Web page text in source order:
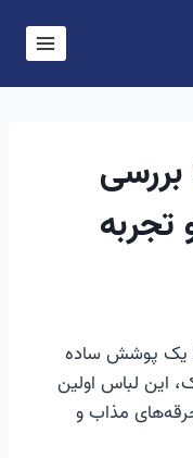
تجربه
پوشش ساده
این لباس اولین
مذاب و